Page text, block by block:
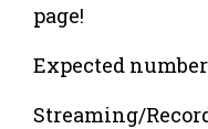
page!
Expected
Streaming/